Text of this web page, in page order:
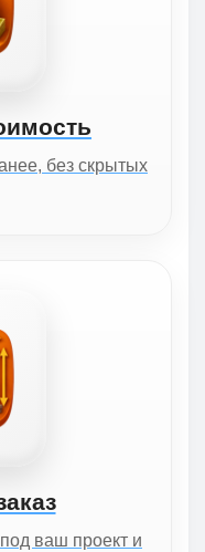
без скрытых
ваш проект и